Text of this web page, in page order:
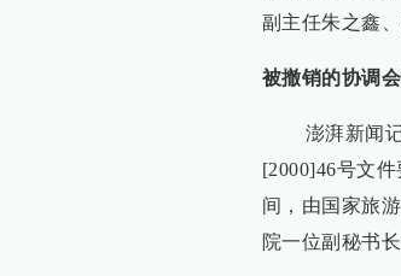
副主任朱之鑫
被撤销的协调
澎湃新闻记
[2000]46号文
间，由国家旅
院一位副秘书